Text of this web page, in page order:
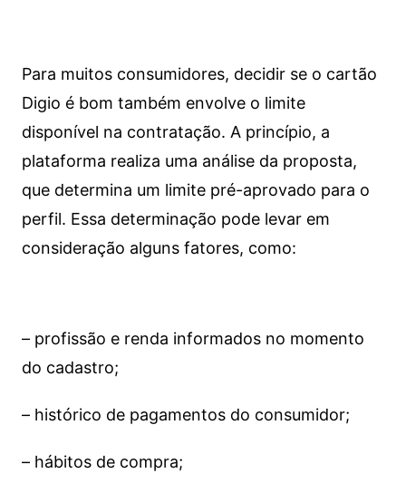
Para muitos consumidores, decidir se o cartão
Digio é bom também envolve o limite
disponível na contratação. A princípio, a
plataforma realiza uma análise da proposta,
que determina um limite pré-aprovado para o
perfil. Essa determinação pode levar em
consideração alguns fatores, como:
– profissão e renda informados no momento
do cadastro;
– histórico de pagamentos do consumidor;
– hábitos de compra;